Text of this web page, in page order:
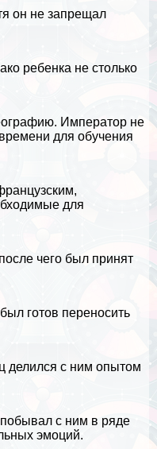
он не запрещал
ребенка не столько
Император не
для обучения
для
чего был принят
готов переносить
делился с ним опытом
с ним в ряде
эмоций.